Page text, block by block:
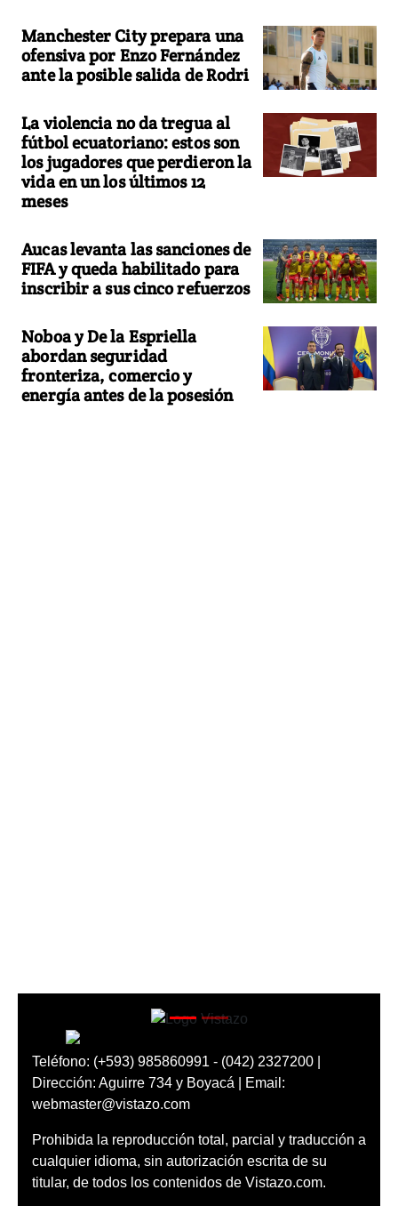
Manchester City prepara una
ofensiva por Enzo Fernández
ante la posible salida de Rodri
La violencia no da tregua al
fútbol ecuatoriano: estos son
los jugadores que perdieron la
vida en un los últimos 12
meses
Aucas levanta las sanciones de
FIFA y queda habilitado para
inscribir a sus cinco refuerzos
Noboa y De la Espriella
abordan seguridad
fronteriza, comercio y
energía antes de la posesión
Teléfono: (+593) 985860991 - (042) 2327200 |
Dirección: Aguirre 734 y Boyacá | Email:
webmaster@vistazo.com
Prohibida la reproducción total, parcial y traducción a
cualquier idioma, sin autorización escrita de su
titular, de todos los contenidos de Vistazo.com.